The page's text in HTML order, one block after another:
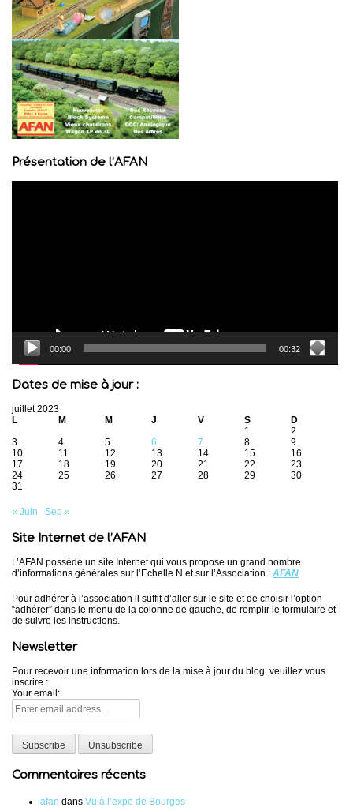
Présentation de l’AFAN
00:00 00:32
Dates de mise à jour :
juillet 2023
L
M M J V S
D
1
2
3
4 5 6 7 8
9
10
11 12 13 14 15
16
17
18 19 20 21 22
23
24
25 26 27 28 29
30
31
« Juin Sep »
Site Internet de l’AFAN
L’AFAN possède un site Internet qui vous propose un grand nombre
d’informations générales sur l’Echelle N et sur l’Association : AFAN
Pour adhérer à l’association il suffit d’aller sur le site et de choisir l’option
“adhérer” dans le menu de la colonne de gauche, de remplir le formulaire et
de suivre les instructions.
Newsletter
Pour recevoir une information lors de la mise à jour du blog, veuillez vous
inscrire :
Your email:
Commentaires récents
afan dans Vu à l’expo de Bourges